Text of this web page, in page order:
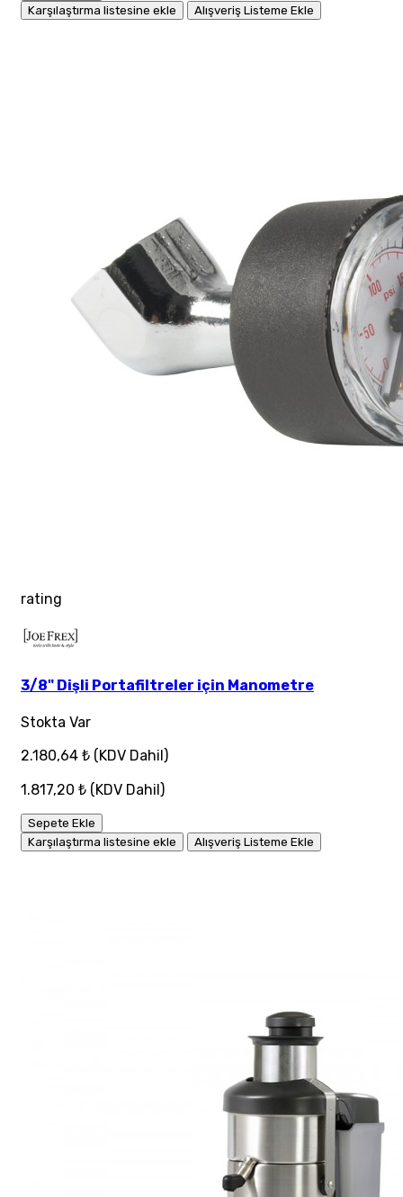
Karşılaştırma listesine ekle
Alışveriş Listeme Ekle
rating
3/8" Dişli Portafiltreler için Manometre
Stokta Var
2.180,64 ₺ (KDV Dahil)
1.817,20 ₺ (KDV Dahil)
Sepete Ekle
Karşılaştırma listesine ekle
Alışveriş Listeme Ekle